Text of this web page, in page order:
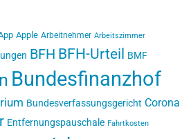
Apple Arbeitnehmer Arbeitszimmer
BFH BFH-Urteil BMF
Bundesfinanzhof
Bundesverfassungsgericht Corona
Entfernungspauschale Fahrtkosten